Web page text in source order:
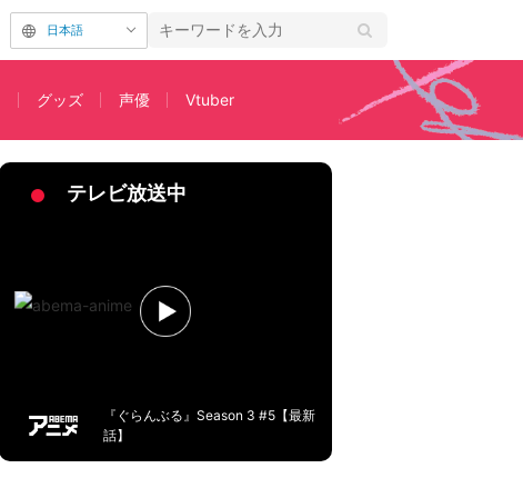
日本語
グッズ 声優 Vtuber
テレビ放送中
『ぐらんぶる』Season 3 #5【最新
話】